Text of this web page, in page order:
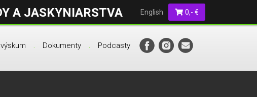
A JASKYNIARSTVA English 0,- €
Dokumenty Podcasty